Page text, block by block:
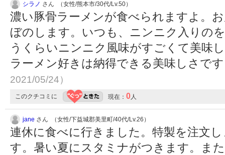
シラノ さん （女性/熊本市/30代/Lv.50）
濃い豚骨ラーメンが食べられますよ。
ぼのします。いつも、ニンニク入りの
うくらいニンニク風味がすごくて美味
ラーメン好きは納得できる美味しさで
2021/05/24）
このクチコミに 現在： 0人
jane さん （女性/下益城郡美里町/40代/Lv.26）
連休に食べに行きました。特製を注文
す。暑い夏にスタミナがつきます。ま